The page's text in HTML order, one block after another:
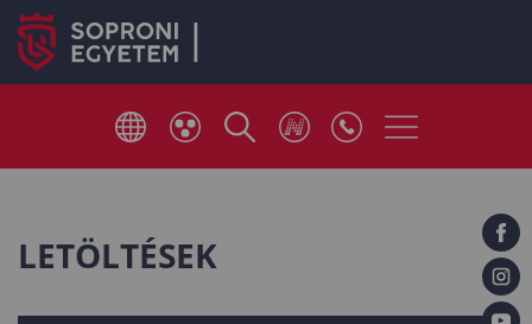
LETÖLTÉSEK